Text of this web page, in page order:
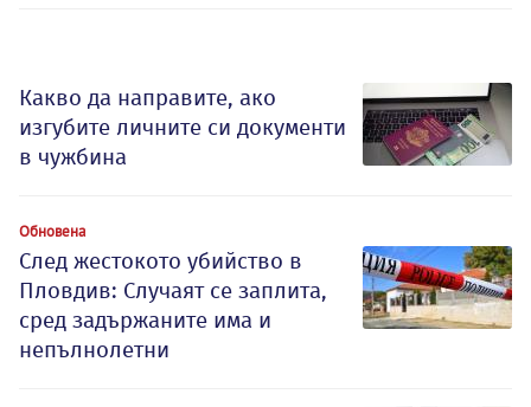
Какво да направите, ако
изгубите личните си документи
в чужбина
Обновена
След жестокото убийство в
Пловдив: Случаят се заплита,
сред задържаните има и
непълнолетни